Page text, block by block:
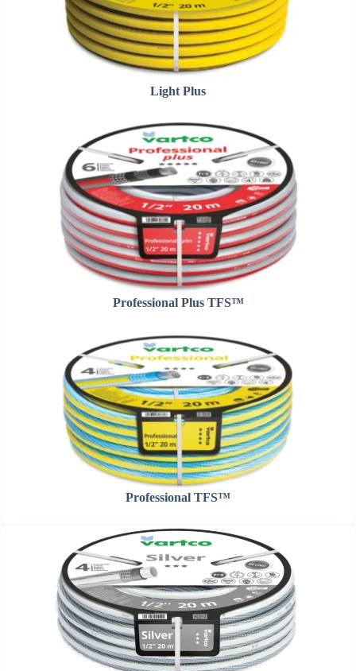
Light Plus
Professional Plus TFS™
Professional TFS™